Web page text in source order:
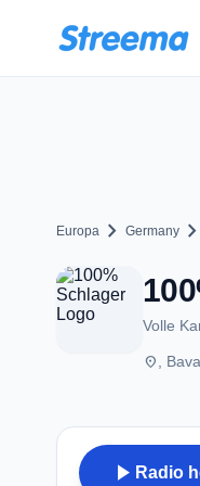
Europa chevron_right Germany chevron_right
Volle
place ,
play_arrow Radio